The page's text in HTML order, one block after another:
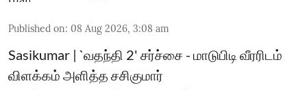
Published on: 08 Aug 2026, 3:08 am
Sasikumar | `வதந்தி 2' சர்ச்சை - மாடுபிடி வீரரிடம்
விளக்கம் அளித்த சசிகுமார்